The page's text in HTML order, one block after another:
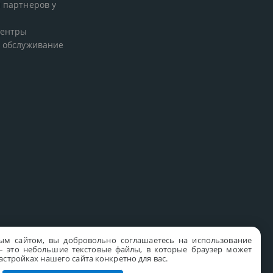
сайтом, вы добровольно соглашаетесь на использование
это небольшие текстовые файлы, в которые браузер может
нашего сайта конкретно для вас.
у